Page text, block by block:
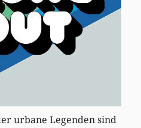
urbane Legenden sind